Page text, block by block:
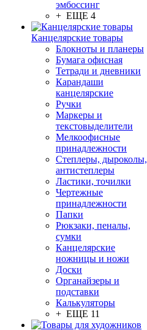
эмбоссинг
+ ЕЩЕ 4
Канцелярские товары
Блокноты и планеры
Бумага офисная
Тетради и дневники
Карандаши
канцелярские
Ручки
Маркеры и
текстовыделители
Мелкоофисные
принадлежности
Степлеры, дыроколы,
антистеплеры
Ластики, точилки
Чертежные
принадлежности
Папки
Рюкзаки, пеналы,
сумки
Канцелярские
ножницы и ножи
Доски
Органайзеры и
подставки
Калькуляторы
+ ЕЩЕ 11